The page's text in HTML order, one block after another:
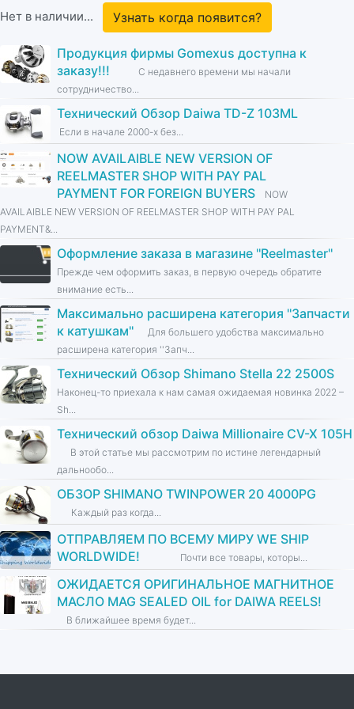
Нет в наличии... Узнать когда появится?
Продукция фирмы Gomexus доступна к
заказу!!!
С недавнего времени мы начали
сотрудничество...
Технический Обзор Daiwa TD-Z 103ML
Если в начале 2000-х без...
NOW AVAILAIBLE NEW VERSION OF
REELMASTER SHOP WITH PAY PAL
PAYMENT FOR FOREIGN BUYERS
NOW
AVAILAIBLE NEW VERSION OF REELMASTER SHOP WITH PAY PAL
PAYMENT&...
Оформление заказа в магазине ''Reelmaster''
Прежде чем оформить заказ, в первую очередь обратите
внимание есть...
Максимально расширена категория ''Запчасти
к катушкам''
Для большего удобства максимально
расширена категория ''Запч...
Технический Обзор Shimano Stella 22 2500S
Наконец-то приехала к нам самая ожидаемая новинка 2022 –
Sh...
Технический обзор Daiwa Millionaire CV-X 105H
В этой статье мы рассмотрим по истине легендарный
дальнообо...
ОБЗОР SHIMANO TWINPOWER 20 4000PG
Каждый раз когда...
ОТПРАВЛЯЕМ ПО ВСЕМУ МИРУ WE SHIP
WORLDWIDE!
Почти все товары, которы...
ОЖИДАЕТСЯ ОРИГИНАЛЬНОЕ МАГНИТНОЕ
МАСЛО MAG SEALED OIL for DAIWA REELS!
В ближайшее время будет...